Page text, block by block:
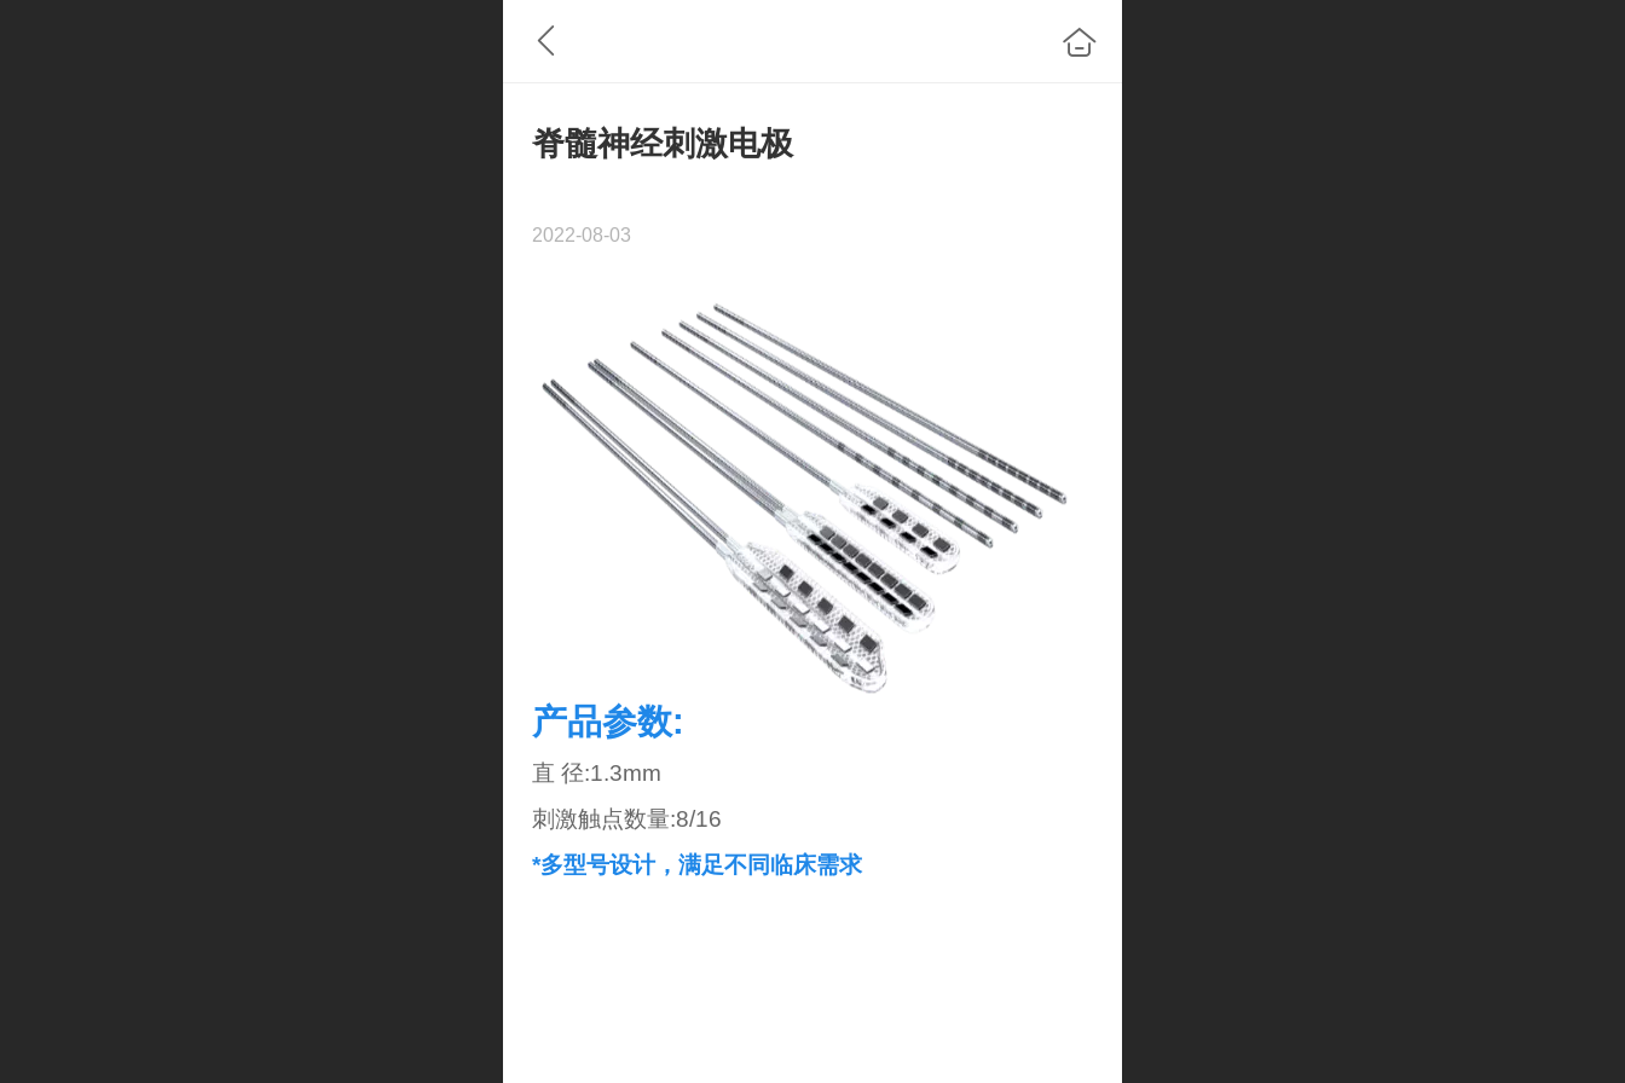
脊髓神经刺激电极
2022-08-03
产品参数:
直 径:1.3mm
刺激触点数量:8/16
*多型号设计，满足不同临床需求